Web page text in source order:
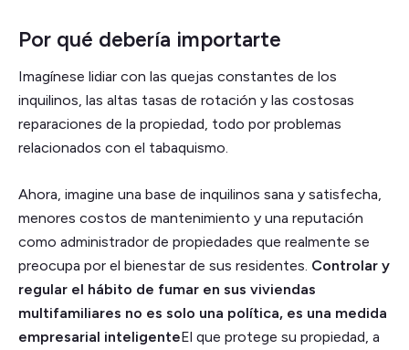
Por qué debería importarte
Imagínese lidiar con las quejas constantes de los
inquilinos, las altas tasas de rotación y las costosas
reparaciones de la propiedad, todo por problemas
relacionados con el tabaquismo.
Ahora, imagine una base de inquilinos sana y satisfecha,
menores costos de mantenimiento y una reputación
como administrador de propiedades que realmente se
preocupa por el bienestar de sus residentes. Controlar y
regular el hábito de fumar en sus viviendas
multifamiliares no es solo una política, es una medida
empresarial inteligenteEl que protege su propiedad, a